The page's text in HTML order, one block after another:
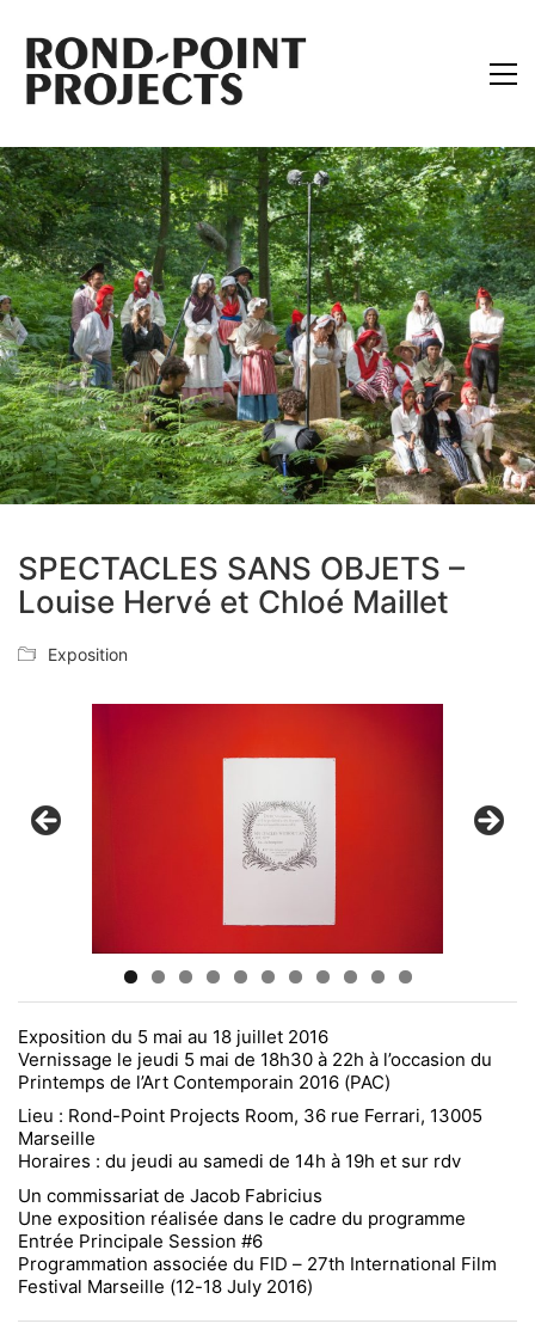
SPECTACLES SANS OBJETS –
Louise Hervé et Chloé Maillet
Exposition
Exposition du 5 mai au 18 juillet 2016
Vernissage le jeudi 5 mai de 18h30 à 22h à l’occasion du
Printemps de l’Art Contemporain 2016 (PAC)
Lieu : Rond-Point Projects Room, 36 rue Ferrari, 13005
Marseille
Horaires : du jeudi au samedi de 14h à 19h et sur rdv
Un commissariat de Jacob Fabricius
Une exposition réalisée dans le cadre du programme
Entrée Principale Session #6
Programmation associée du FID – 27th International Film
Festival Marseille (12-18 July 2016)